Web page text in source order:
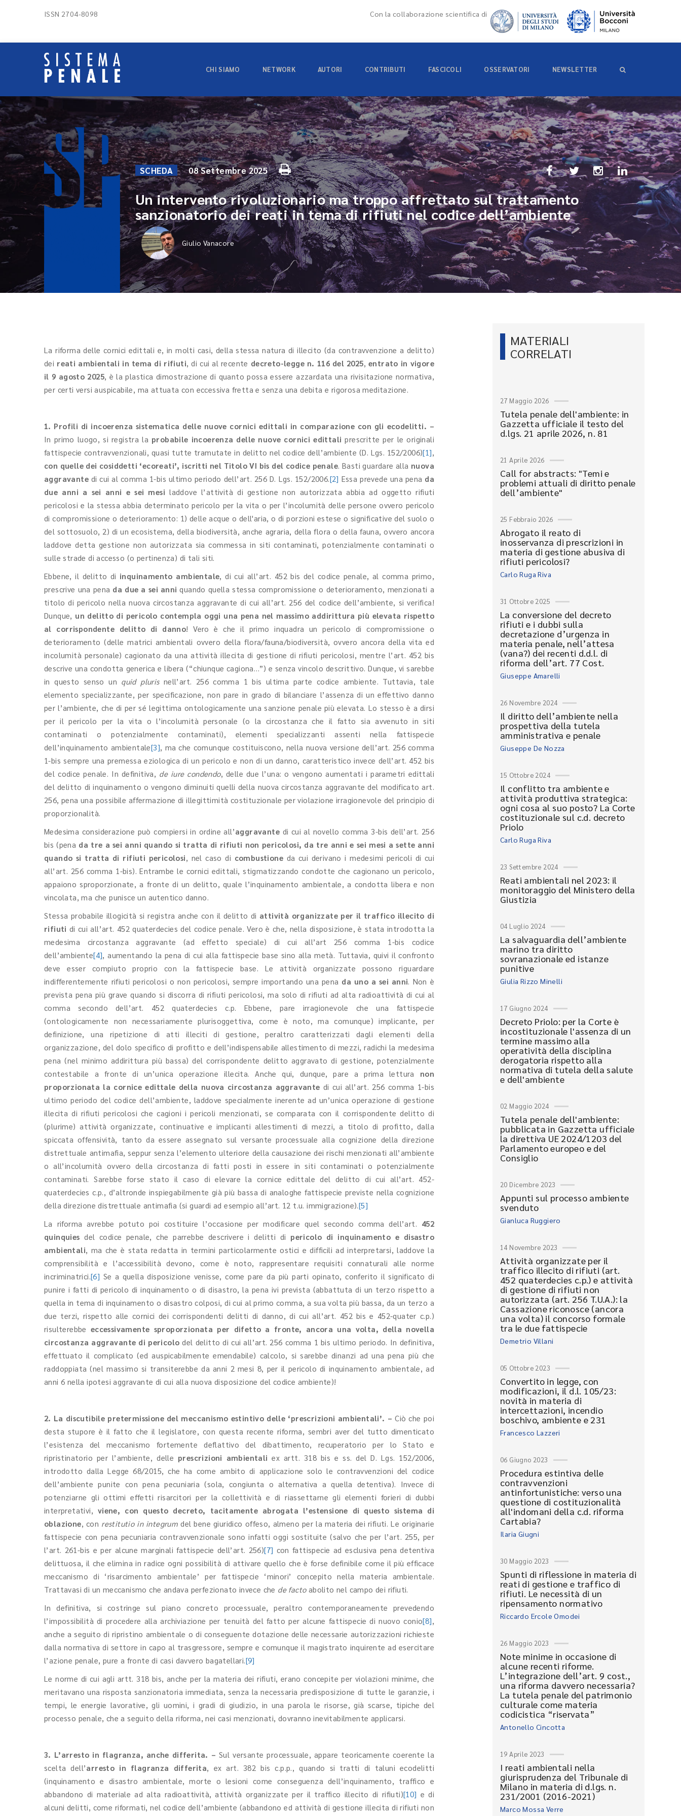
ISSN 2704-8098 Con la collaborazione scientifica di
CHI SIAMO NETWORK AUTORI CONTRIBUTI FASCICOLI OSSERVATORI NEWSLETTER
SCHEDA 08 Settembre 2025
Un intervento rivoluzionario ma troppo affrettato sul trattamento
sanzionatorio dei reati in tema di rifiuti nel codice dell’ambiente
Giulio Vanacore
La riforma delle cornici edittali e, in molti casi, della stessa natura di illecito (da contravvenzione a delitto)
dei reati ambientali in tema di rifiuti, di cui al recente decreto-legge n. 116 del 2025,entrato in vigore
il 9 agosto 2025, è la plastica dimostrazione di quanto possa essere azzardata una rivisitazione normativa,
per certi versi auspicabile, ma attuata con eccessiva fretta e senza una debita e rigorosa meditazione.
1. Profili di incoerenza sistematica delle nuove cornici edittali in comparazione con gli ecodelitti. –
In primo luogo, si registra la probabile incoerenza delle nuove cornici edittali prescritte per le originali
fattispecie contravvenzionali, quasi tutte tramutate in delitto nel codice dell’ambiente (D. Lgs. 152/2006)[1],
con quelle dei cosiddetti ‘ecoreati’, iscritti nel Titolo VI bis del codice penale. Basti guardare alla nuova
aggravante di cui al comma 1-bis ultimo periodo dell’art. 256 D. Lgs. 152/2006.[2] Essa prevede una pena da
due anni a sei anni e sei mesi laddove l’attività di gestione non autorizzata abbia ad oggetto rifiuti
pericolosi e la stessa abbia determinato pericolo per la vita o per l’incolumità delle persone ovvero pericolo
di compromissione o deterioramento: 1) delle acque o dell'aria, o di porzioni estese o significative del suolo o
del sottosuolo, 2) di un ecosistema, della biodiversità, anche agraria, della flora o della fauna, ovvero ancora
laddove detta gestione non autorizzata sia commessa in siti contaminati, potenzialmente contaminati o
sulle strade di accesso (o pertinenza) di tali siti.
Ebbene, il delitto di inquinamento ambientale, di cui all’art. 452 bis del codice penale, al comma primo,
prescrive una pena da due a sei anni quando quella stessa compromissione o deterioramento, menzionati a
titolo di pericolo nella nuova circostanza aggravante di cui all’art. 256 del codice dell’ambiente, si verifica!
Dunque, un delitto di pericolo contempla oggi una pena nel massimo addirittura più elevata rispetto
al corrispondente delitto di danno! Vero è che il primo inquadra un pericolo di compromissione o
deterioramento (delle matrici ambientali ovvero della flora/fauna/biodiversità, ovvero ancora della vita ed
incolumità personale) cagionato da una attività illecita di gestione di rifiuti pericolosi, mentre l’art. 452 bis
descrive una condotta generica e libera (“chiunque cagiona…”) e senza vincolo descrittivo. Dunque, vi sarebbe
in questo senso un quid plurisnell’art. 256 comma 1 bis ultima parte codice ambiente. Tuttavia, tale
elemento specializzante, per specificazione, non pare in grado di bilanciare l’assenza di un effettivo danno
per l’ambiente, che di per sé legittima ontologicamente una sanzione penale più elevata. Lo stesso è a dirsi
per il pericolo per la vita o l’incolumità personale (o la circostanza che il fatto sia avvenuto in siti
contaminati o potenzialmente contaminati), elementi specializzanti assenti nella fattispecie
dell’inquinamento ambientale[3], ma che comunque costituiscono, nella nuova versione dell’art. 256 comma
1-bis sempre una premessa eziologica di un pericolo e non di un danno, caratteristico invece dell’art. 452 bis
del codice penale. In definitiva, de iure condendo, delle due l’una: o vengono aumentati i parametri edittali
del delitto di inquinamento o vengono diminuiti quelli della nuova circostanza aggravante del modificato art.
256, pena una possibile affermazione di illegittimità costituzionale per violazione irragionevole del principio di
proporzionalità.
Medesima considerazione può compiersi in ordine all’aggravante di cui al novello comma 3-bis dell’art. 256
bis (pena da tre a sei anni quando si tratta di rifiuti non pericolosi, da tre anni e sei mesi a sette anni
quando si tratta di rifiuti pericolosi, nel caso di combustione da cui derivano i medesimi pericoli di cui
all’art. 256 comma 1-bis). Entrambe le cornici edittali, stigmatizzando condotte che cagionano un pericolo,
appaiono sproporzionate, a fronte di un delitto, quale l’inquinamento ambientale, a condotta libera e non
vincolata, ma che punisce un autentico danno.
Stessa probabile illogicità si registra anche con il delitto di attività organizzate per il traffico illecito di
rifiuti di cui all’art. 452 quaterdecies del codice penale. Vero è che, nella disposizione, è stata introdotta la
medesima circostanza aggravante (ad effetto speciale) di cui all’art 256 comma 1-bis codice
dell’ambiente[4], aumentando la pena di cui alla fattispecie base sino alla metà. Tuttavia, quivi il confronto
deve esser compiuto proprio con la fattispecie base. Le attività organizzate possono riguardare
indifferentemente rifiuti pericolosi o non pericolosi, sempre importando una pena da uno a sei anni. Non è
prevista pena più grave quando si discorra di rifiuti pericolosi, ma solo di rifiuti ad alta radioattività di cui al
comma secondo dell’art. 452 quaterdecies c.p. Ebbene, pare irragionevole che una fattispecie
(ontologicamente non necessariamente plurisoggettiva, come è noto, ma comunque) implicante, per
definizione, una ripetizione di atti illeciti di gestione, peraltro caratterizzati dagli elementi della
organizzazione, del dolo specifico di profitto e dell’indispensabile allestimento di mezzi, radichi la medesima
pena (nel minimo addirittura più bassa) del corrispondente delitto aggravato di gestione, potenzialmente
contestabile a fronte di un’unica operazione illecita. Anche qui, dunque, pare a prima lettura non
proporzionata la cornice edittale della nuova circostanza aggravante di cui all’art. 256 comma 1-bis
ultimo periodo del codice dell’ambiente, laddove specialmente inerente ad un’unica operazione di gestione
illecita di rifiuti pericolosi che cagioni i pericoli menzionati, se comparata con il corrispondente delitto di
(plurime) attività organizzate, continuative e implicanti allestimenti di mezzi, a titolo di profitto, dalla
spiccata offensività, tanto da essere assegnato sul versante processuale alla cognizione della direzione
distrettuale antimafia, seppur senza l’elemento ulteriore della causazione dei rischi menzionati all’ambiente
o all’incolumità ovvero della circostanza di fatti posti in essere in siti contaminati o potenzialmente
contaminati. Sarebbe forse stato il caso di elevare la cornice edittale del delitto di cui all’art. 452-
quaterdecies c.p., d’altronde inspiegabilmente già più bassa di analoghe fattispecie previste nella cognizione
della direzione distrettuale antimafia (si guardi ad esempio all’art. 12 t.u. immigrazione).[5]
La riforma avrebbe potuto poi costituire l’occasione per modificare quel secondo comma dell’art. 452
quinquies del codice penale, che parrebbe descrivere i delitti di pericolo di inquinamento e disastro
ambientali, ma che è stata redatta in termini particolarmente ostici e difficili ad interpretarsi, laddove la
comprensibilità e l’accessibilità devono, come è noto, rappresentare requisiti connaturali alle norme
incriminatrici.[6] Se a quella disposizione venisse, come pare da più parti opinato, conferito il significato di
punire i fatti di pericolo di inquinamento o di disastro, la pena ivi prevista (abbattuta di un terzo rispetto a
quella in tema di inquinamento o disastro colposi, di cui al primo comma, a sua volta più bassa, da un terzo a
due terzi, rispetto alle cornici dei corrispondenti delitti di danno, di cui all’art. 452 bis e 452-quater c.p.)
risulterebbe eccessivamente sproporzionata per difetto a fronte, ancora una volta, della novella
circostanza aggravante di pericolo del delitto di cui all’art. 256 comma 1 bis ultimo periodo. In definitiva,
effettuato il complicato (ed auspicabilmente emendabile) calcolo, si sarebbe dinanzi ad una pena più che
raddoppiata (nel massimo si transiterebbe da anni 2 mesi 8, per il pericolo di inquinamento ambientale, ad
anni 6 nella ipotesi aggravante di cui alla nuova disposizione del codice ambiente)!
2. La discutibile pretermissione del meccanismo estintivo delle ‘prescrizioni ambientali’. –Ciò che poi
desta stupore è il fatto che il legislatore, con questa recente riforma, sembri aver del tutto dimenticato
l’esistenza del meccanismo fortemente deflattivo del dibattimento, recuperatorio per lo Stato e
ripristinatorio per l’ambiente, delle prescrizioni ambientali ex artt. 318 bis e ss. del D. Lgs. 152/2006,
introdotto dalla Legge 68/2015, che ha come ambito di applicazione solo le contravvenzioni del codice
dell’ambiente punite con pena pecuniaria (sola, congiunta o alternativa a quella detentiva). Invece di
potenziarne gli ottimi effetti risarcitori per la collettività e di riassettarne gli elementi forieri di dubbi
interpretativi, viene, con questo decreto, tacitamente abrogata l’estensione di questo sistema di
oblazione, con restitutio in integrum del bene giuridico offeso, almeno per la materia dei rifiuti. Le originarie
fattispecie con pena pecuniaria contravvenzionale sono infatti oggi sostituite (salvo che per l’art. 255, per
l’art. 261-bis e per alcune marginali fattispecie dell’art. 256)[7] con fattispecie ad esclusiva pena detentiva
delittuosa, il che elimina in radice ogni possibilità di attivare quello che è forse definibile come il più efficace
meccanismo di ‘risarcimento ambientale’ per fattispecie ‘minori’ concepito nella materia ambientale.
Trattavasi di un meccanismo che andava perfezionato invece che de factoabolito nel campo dei rifiuti.
In definitiva, si costringe sul piano concreto processuale, peraltro contemporaneamente prevedendo
l’impossibilità di procedere alla archiviazione per tenuità del fatto per alcune fattispecie di nuovo conio[8],
anche a seguito di ripristino ambientale o di conseguente dotazione delle necessarie autorizzazioni richieste
dalla normativa di settore in capo al trasgressore, sempre e comunque il magistrato inquirente ad esercitare
l’azione penale, pure a fronte di casi davvero bagatellari.[9]
Le norme di cui agli artt. 318 bis, anche per la materia dei rifiuti, erano concepite per violazioni minime, che
meritavano una risposta sanzionatoria immediata, senza la necessaria predisposizione di tutte le garanzie, i
tempi, le energie lavorative, gli uomini, i gradi di giudizio, in una parola le risorse, già scarse, tipiche del
processo penale, che a seguito della riforma, nei casi menzionati, dovranno inevitabilmente applicarsi.
3. L’arresto in flagranza, anche differita. –Sul versante processuale, appare teoricamente coerente la
scelta dell’arresto in flagranza differita, ex art. 382 bis c.p.p., quando si tratti di taluni ecodelitti
(inquinamento e disastro ambientale, morte o lesioni come conseguenza dell’inquinamento, traffico e
abbandono di materiale ad alta radioattività, attività organizzate per il traffico illecito di rifiuti)[10] e di
alcuni delitti, come riformati, nel codice dell’ambiente (abbandono ed attività di gestione illecita di rifiuti non
MATERIALI
CORRELATI
27 Maggio 2026
Tutela penale dell'ambiente: in
Gazzetta ufficiale il testo del
d.lgs. 21 aprile 2026, n. 81
21 Aprile 2026
Call for abstracts: "Temi e
problemi attuali di diritto penale
dell’ambiente"
25 Febbraio 2026
Abrogato il reato di
inosservanza di prescrizioni in
materia di gestione abusiva di
rifiuti pericolosi?
Carlo Ruga Riva
31 Ottobre 2025
La conversione del decreto
rifiuti e i dubbi sulla
decretazione d’urgenza in
materia penale, nell’attesa
(vana?) dei recenti d.d.l. di
riforma dell’art. 77 Cost.
Giuseppe Amarelli
26 Novembre 2024
Il diritto dell’ambiente nella
prospettiva della tutela
amministrativa e penale
Giuseppe De Nozza
15 Ottobre 2024
Il conflitto tra ambiente e
attività produttiva strategica:
ogni cosa al suo posto? La Corte
costituzionale sul c.d. decreto
Priolo
Carlo Ruga Riva
23 Settembre 2024
Reati ambientali nel 2023: il
monitoraggio del Ministero della
Giustizia
04 Luglio 2024
La salvaguardia dell’ambiente
marino tra diritto
sovranazionale ed istanze
punitive
Giulia Rizzo Minelli
17 Giugno 2024
Decreto Priolo: per la Corte è
incostituzionale l'assenza di un
termine massimo alla
operatività della disciplina
derogatoria rispetto alla
normativa di tutela della salute
e dell'ambiente
02 Maggio 2024
Tutela penale dell'ambiente:
pubblicata in Gazzetta ufficiale
la direttiva UE 2024/1203 del
Parlamento europeo e del
Consiglio
20 Dicembre 2023
Appunti sul processo ambiente
svenduto
Gianluca Ruggiero
14 Novembre 2023
Attività organizzate per il
traffico illecito di rifiuti (art.
452 quaterdecies c.p.) e attività
di gestione di rifiuti non
autorizzata (art. 256 T.U.A.): la
Cassazione riconosce (ancora
una volta) il concorso formale
tra le due fattispecie
Demetrio Villani
05 Ottobre 2023
Convertito in legge, con
modificazioni, il d.l. 105/23:
novità in materia di
intercettazioni, incendio
boschivo, ambiente e 231
Francesco Lazzeri
06 Giugno 2023
Procedura estintiva delle
contravvenzioni
antinfortunistiche: verso una
questione di costituzionalità
all'indomani della c.d. riforma
Cartabia?
Ilaria Giugni
30 Maggio 2023
Spunti di riflessione in materia di
reati di gestione e traffico di
rifiuti. Le necessità di un
ripensamento normativo
Riccardo Ercole Omodei
26 Maggio 2023
Note minime in occasione di
alcune recenti riforme.
L’integrazione dell’art. 9 cost.,
una riforma davvero necessaria?
La tutela penale del patrimonio
culturale come materia
codicistica “riservata”
Antonello Cincotta
19 Aprile 2023
I reati ambientali nella
giurisprudenza del Tribunale di
Milano in materia di d.lgs. n.
231/2001 (2016-2021)
Marco Mossa Verre